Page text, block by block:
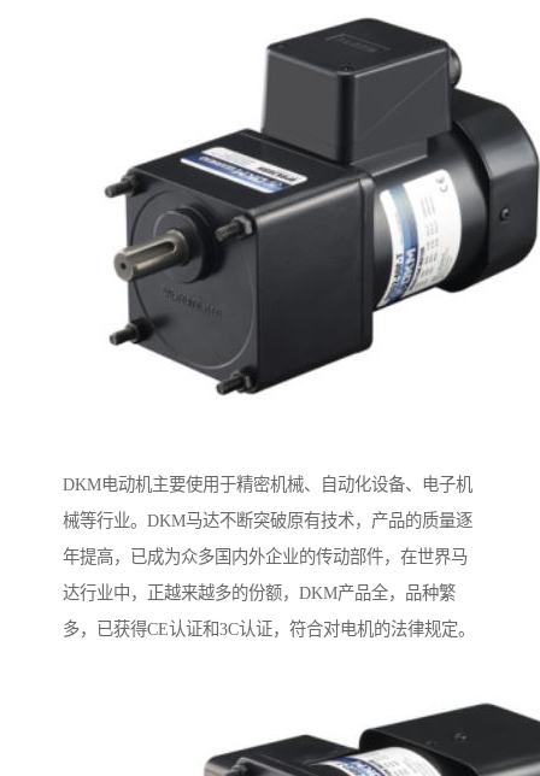
DKM电动机主要使用于精密机械、自动化设备、电子机
械等行业。DKM马达不断突破原有技术，产品的质量逐
年提高，已成为众多国内外企业的传动部件，在世界马
达行业中，正越来越多的份额，DKM产品全，品种繁
多，已获得CE认证和3C认证，符合对电机的法律规定。